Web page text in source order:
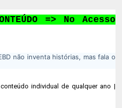
=> No Acesso
não inventa histórias, mas fala o
individual de qualquer ano |